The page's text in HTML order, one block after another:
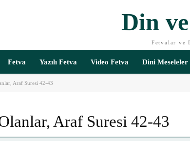
Din
Fetvalar ve
Fetva Yazılı Fetva Video Fetva Dini Meseleler
Araf Suresi 42-43
Araf Suresi 42-43